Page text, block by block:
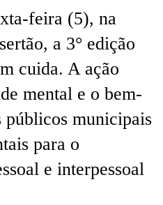
feira (5), na
a 3° edição
cuida. A ação
mental e o bem-
públicos municipais
para o
e interpessoal